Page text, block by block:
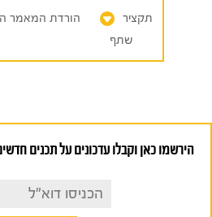
תקציר
הורדת המאמר
שתף
הירשמו כאן וקבלו עדכונים על תכנים